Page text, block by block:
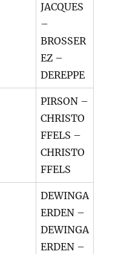
JACQUES
–
BROSSER
EZ –
DEREPPE
PIRSON –
CHRISTO
FFELS –
CHRISTO
FFELS
DEWINGA
ERDEN –
DEWINGA
ERDEN –